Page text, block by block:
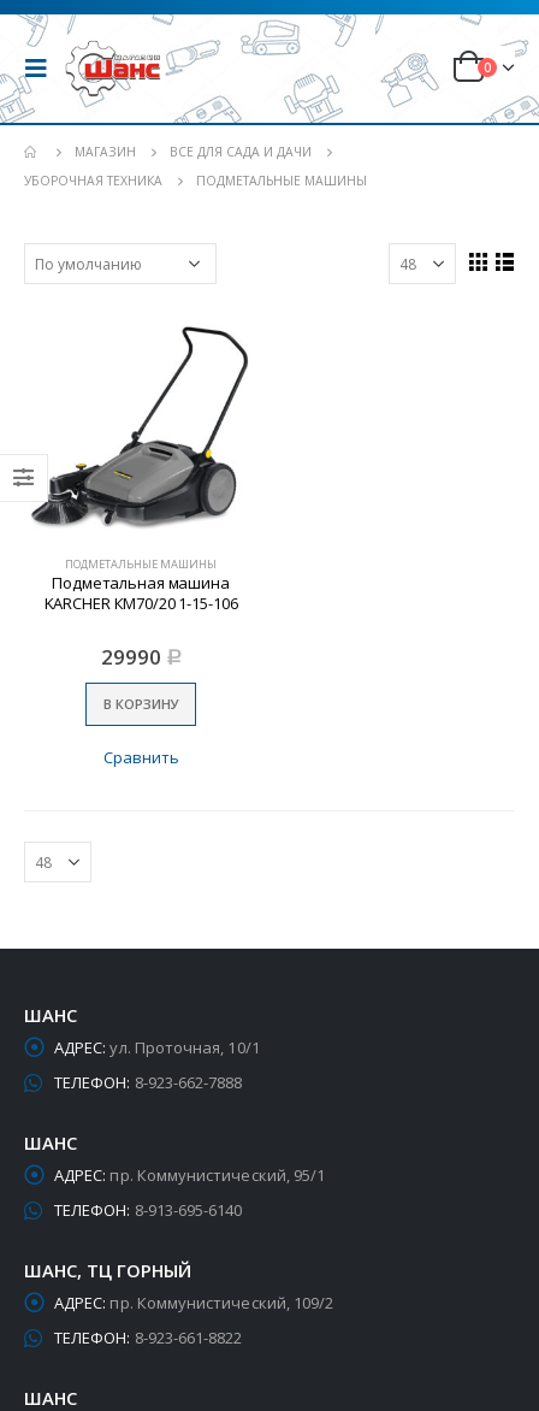
0
МАГАЗИН
ВСЕ ДЛЯ САДА И ДАЧИ
УБОРОЧНАЯ ТЕХНИКА
ПОДМЕТАЛЬНЫЕ МАШИНЫ
ПОДМЕТАЛЬНЫЕ МАШИНЫ
Подметальная машина
KARCHER КМ70/20 1-15-106
29990 Р
В КОРЗИНУ
Сравнить
ШАНС
АДРЕС: ул. Проточная, 10/1
ТЕЛЕФОН: 8-923-662-7888
ШАНС
АДРЕС: пр. Коммунистический, 95/1
ТЕЛЕФОН: 8-913-695-6140
ШАНС, ТЦ ГОРНЫЙ
АДРЕС: пр. Коммунистический, 109/2
ТЕЛЕФОН: 8-923-661-8822
ШАНС